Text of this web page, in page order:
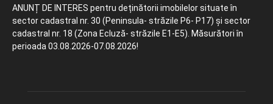
ANUNȚ DE INTERES pentru deținătorii imobilelor situate în
sector cadastral nr. 30 (Peninsula- străzile P6- P17) și sector
cadastral nr. 18 (Zona Ecluză- străzile E1-E5). Măsurători în
perioada 03.08.2026-07.08.2026!